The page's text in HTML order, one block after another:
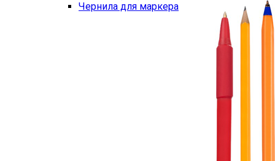
Чернила для маркера